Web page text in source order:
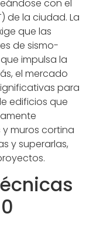
con el
de la ciudad. La
que las
de sismo-
impulsa la
el mercado
para
edificios que
muros cortina
y superarlas,